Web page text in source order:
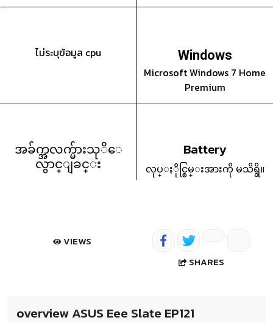
ไม่ระบุข้อมูล cpu Windows
Microsoft Windows 7 Home
Premium
အခ်က္အလက္မ်ားသုိေ
လွာင္ျခင္း
Battery
လုပ္ႏိုင္စြမ္းအားကို မသိရွိ။
VIEWS
SHARES
overview ASUS Eee Slate EP121